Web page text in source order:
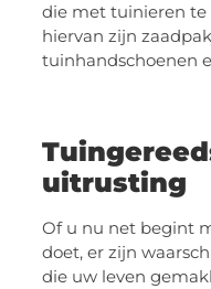
die met tuinieren te
hiervan zijn
tuinhandschoenen
uitrusting
Of u nu net begint
doet, er zijn
die uw leven